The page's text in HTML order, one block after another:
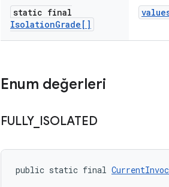
static final
IsolationGrade[]
Enum değerleri
FULLY_ ISOLATED
public static final